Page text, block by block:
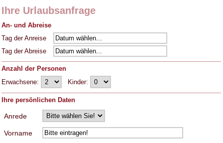
Ihre Urlaubsanfrage
An- und Abreise
Tag der Anreise
Tag der Abreise
Anzahl der Personen
Erwachsene:
Kinder:
Ihre persönlichen Daten
Anrede
Vorname